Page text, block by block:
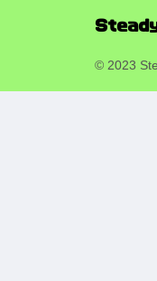
© 2023